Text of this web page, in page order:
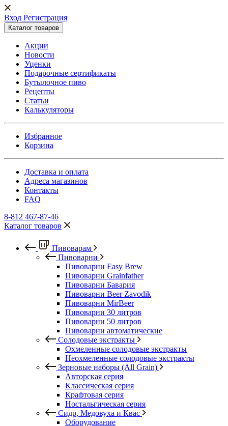
Вход Регистрация
Каталог товаров
Акции
Новости
Уценки
Подарочные сертификаты
Бутылочное пиво
Рецепты
Статьи
Калькуляторы
Избранное
Корзина
Доставка и оплата
Адреса магазинов
Контакты
FAQ
8-812 467-87-46
Каталог товаров
Пивоварам
Пивоварни
Пивоварни Easy Brew
Пивоварни Grainfather
Пивоварни Бавария
Пивоварни Beer Zavodik
Пивоварни MirBeer
Пивоварни 30 литров
Пивоварни 50 литров
Пивоварни автоматические
Солодовые экстракты
Охмеленные солодовые экстракты
Неохмеленные солодовые экстракты
Зерновые наборы (All Grain)
Авторская серия
Классическая серия
Крафтовая серия
Ностальгическая серия
Сидр, Медовуха и Квас
Оборудование